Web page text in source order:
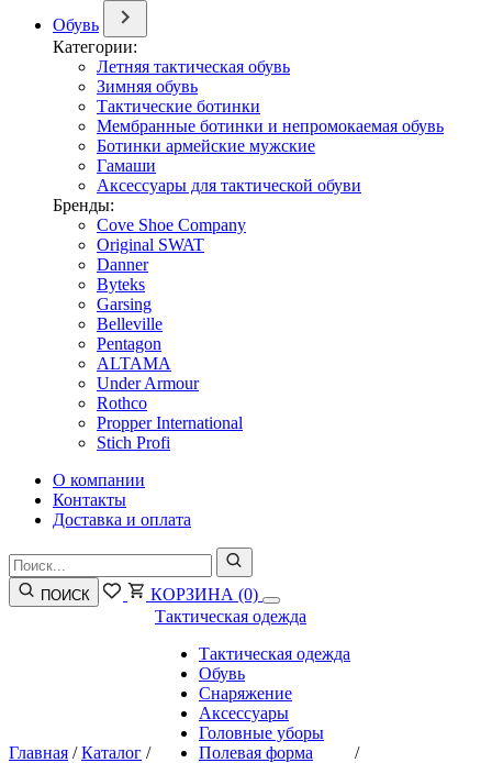
Обувь
Категории:
Летняя тактическая обувь
Зимняя обувь
Тактические ботинки
Мембранные ботинки и непромокаемая обувь
Ботинки армейские мужские
Гамаши
Аксессуары для тактической обуви
Бренды:
Cove Shoe Company
Original SWAT
Danner
Byteks
Garsing
Belleville
Pentagon
ALTAMA
Under Armour
Rothco
Propper International
Stich Profi
О компании
Контакты
Доставка и оплата
ПОИСК КОРЗИНА (0)
Главная /Каталог /
Тактическая одежда
Тактическая одежда
Обувь
Снаряжение
Аксессуары
Головные уборы
Полевая форма
/